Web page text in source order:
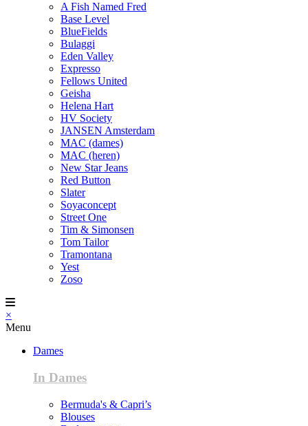
A Fish Named Fred
Base Level
BlueFields
Bulaggi
Eden Valley
Expresso
Fellows United
Geisha
Helena Hart
HV Society
JANSEN Amsterdam
MAC (dames)
MAC (heren)
New Star Jeans
Red Button
Slater
Soyaconcept
Street One
Tim & Simonsen
Tom Tailor
Tramontana
Yest
Zoso
×
Menu
Dames
In Dames
Bermuda's & Capri’s
Blouses